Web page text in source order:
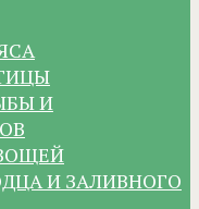
И
И ЗАЛИВНОГО